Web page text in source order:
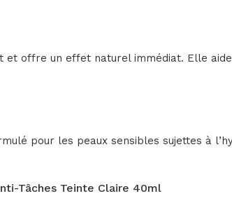
offre un effet naturel immédiat. Elle
pour les peaux sensibles sujettes à
Tâches Teinte Claire 40ml